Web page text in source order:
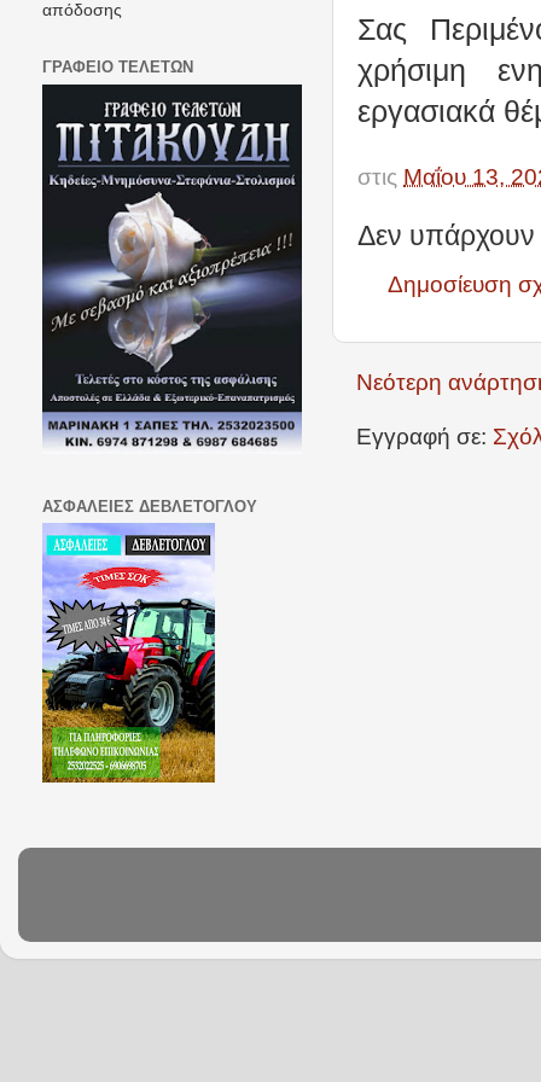
Σας
χρήσιμη
εργασιακά
στις Μαΐου 13,
Δεν υπάρχουν
Δημοσίευση
Νεότερη
Εγγραφή σε:
απόδοσης
ΓΡΑΦΕΙΟ ΤΕΛΕΤΩΝ
ΑΣΦΑΛΕΙΕΣ ΔΕΒΛΕΤΟΓΛΟΥ